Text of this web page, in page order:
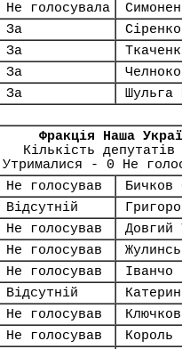
Не голосувала
За
За
За
За
Фракція Наша
Кількість
- 0 Не
Не голосував
Відсутній
Не голосував Довгий
Не голосував
Не голосував
Відсутній
Не голосував
Не голосував